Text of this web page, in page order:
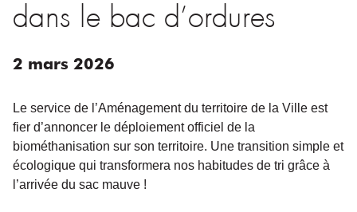
dans le bac d’ordures
2 mars 2026
Le service de l’Aménagement du territoire de la Ville est
fier d’annoncer le déploiement officiel de la
biométhanisation sur son territoire. Une transition simple et
écologique qui transformera nos habitudes de tri grâce à
l’arrivée du sac mauve !